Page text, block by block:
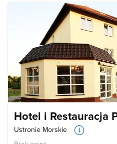
Hotel i Restauracja
Ustronie Morskie